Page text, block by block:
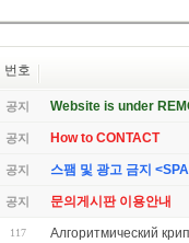
번호
공지 Website is under
공지 How to CONTACT
공지 스팸 및 광고 금지
공지 문의게시판 이용안내
117 Алгоритмический